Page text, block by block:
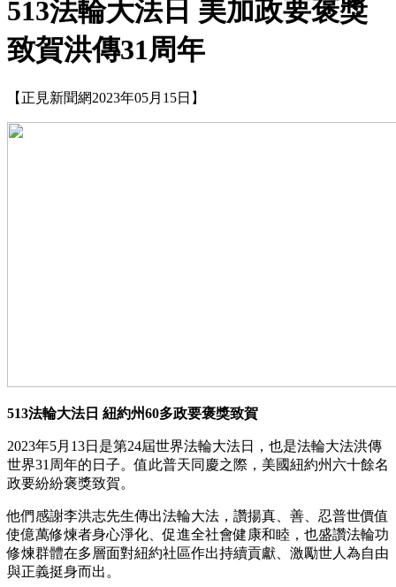
513法輪大法日 美加政要褒獎
致賀洪傳31周年
【正見新聞網2023年05月15日】
513法輪大法日 紐約州60多政要褒獎致賀
2023年5月13日是第24屆世界法輪大法日，也是法輪大法洪傳
世界31周年的日子。值此普天同慶之際，美國紐約州六十餘名
政要紛紛褒獎致賀。
他們感謝李洪志先生傳出法輪大法，讚揚真、善、忍普世價值
使億萬修煉者身心淨化、促進全社會健康和睦，也盛讚法輪功
修煉群體在多層面對紐約社區作出持續貢獻、激勵世人為自由
與正義挺身而出。